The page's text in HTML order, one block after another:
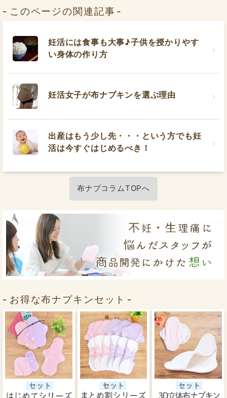
このページの関連記事
妊活には食事も大事♪子供を授かりやす
い身体の作り方
妊活女子が布ナプキンを選ぶ理由
出産はもう少し先・・・という方でも妊
活は今すぐはじめるべき！
布ナプコラムTOPへ
お得な布ナプキンセット